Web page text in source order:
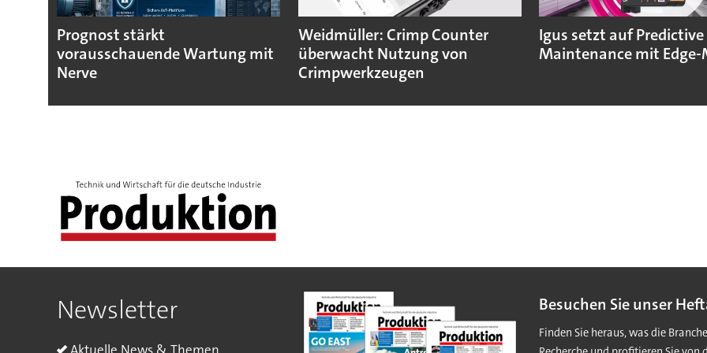
Prognost stärkt
vorausschauende Wartung mit
Nerve
Weidmüller: Crimp Counter
überwacht Nutzung von
Crimpwerkzeugen
Igus setzt auf Predictive
Maintenance mit Edge-
Newsletter Besuchen Sie unser
Finden Sie heraus, was die